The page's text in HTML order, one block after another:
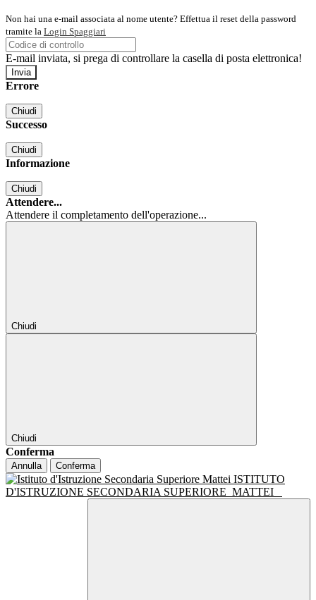
Non hai una e-mail associata al nome utente? Effettua il reset della password
tramite la Login Spaggiari
E-mail inviata, si prega di controllare la casella di posta elettronica!
Errore
Chiudi
Successo
Chiudi
Informazione
Chiudi
Attendere...
Attendere il completamento dell'operazione...
Chiudi
Chiudi
Conferma
Annulla Conferma
ISTITUTO
D'ISTRUZIONE SECONDARIA SUPERIORE MATTEI